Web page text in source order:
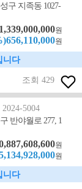
구 지족동 1027-
1,339,000,000원
원
니다
조회 429
5004
반야월로 277, 1
원
원
니다